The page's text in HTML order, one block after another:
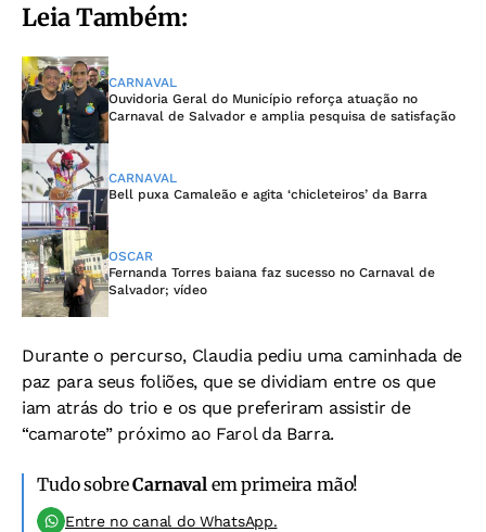
Leia Também:
CARNAVAL
Ouvidoria Geral do Município reforça atuação no
Carnaval de Salvador e amplia pesquisa de satisfação
CARNAVAL
Bell puxa Camaleão e agita ‘chicleteiros’ da Barra
OSCAR
Fernanda Torres baiana faz sucesso no Carnaval de
Salvador; vídeo
Durante o percurso, Claudia pediu uma caminhada de
paz para seus foliões, que se dividiam entre os que
iam atrás do trio e os que preferiram assistir de
“camarote” próximo ao Farol da Barra.
Tudo sobreCarnavalem primeira mão!
Entre no canal do WhatsApp.